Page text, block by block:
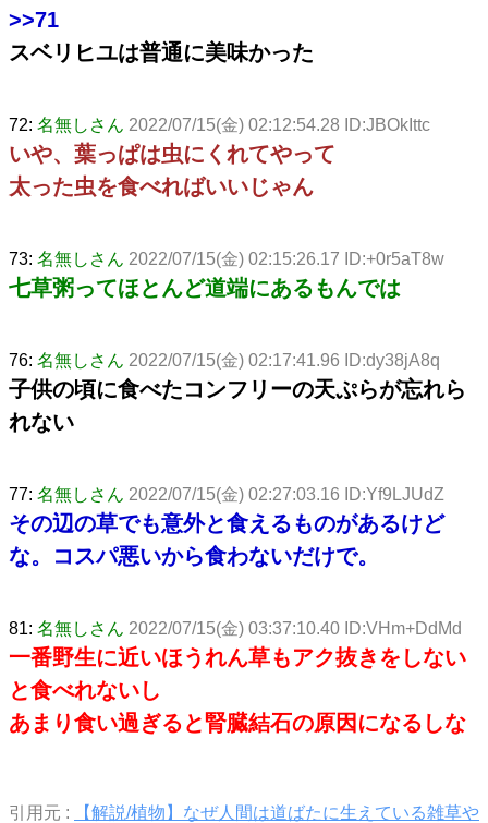
>>71
スベリヒユは普通に美味かった
72: 名無しさん 2022/07/15(金) 02:12:54.28 ID:JBOkIttc
いや、葉っぱは虫にくれてやって
太った虫を食べればいいじゃん
73: 名無しさん 2022/07/15(金) 02:15:26.17 ID:+0r5aT8w
七草粥ってほとんど道端にあるもんでは
76: 名無しさん 2022/07/15(金) 02:17:41.96 ID:dy38jA8q
子供の頃に食べたコンフリーの天ぷらが忘れら
れない
77: 名無しさん 2022/07/15(金) 02:27:03.16 ID:Yf9LJUdZ
その辺の草でも意外と食えるものがあるけど
な。コスパ悪いから食わないだけで。
81: 名無しさん 2022/07/15(金) 03:37:10.40 ID:VHm+DdMd
一番野生に近いほうれん草もアク抜きをしない
と食べれないし
あまり食い過ぎると腎臓結石の原因になるしな
引用元 :
【解説/植物】なぜ人間は道ばたに生えている雑草や